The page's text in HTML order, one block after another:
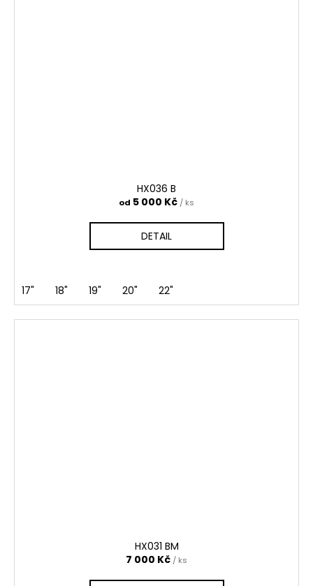
HX036 B
od 5 000 Kč / ks
DETAIL
17" 18" 19" 20" 22"
HX031 BM
7 000 Kč / ks